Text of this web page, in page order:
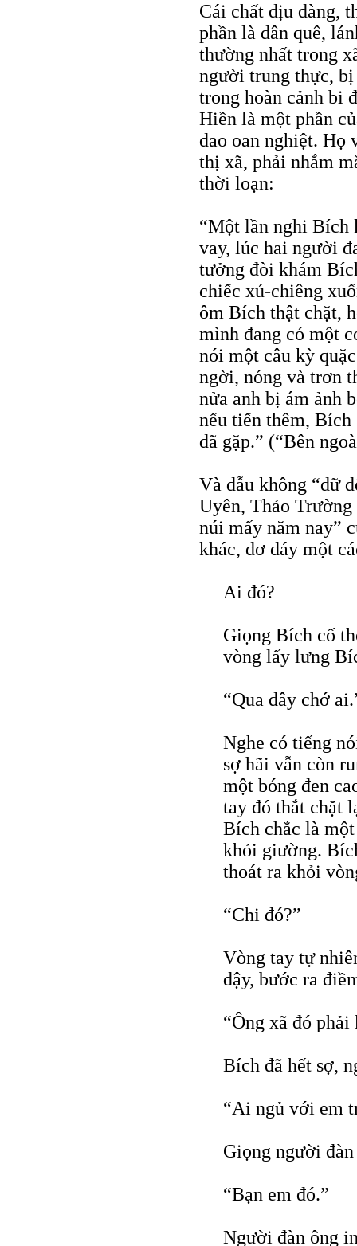
Cái chất dịu dàng,
phần là dân quê,
thường nhất trong
người trung thực, bị
trong hoàn cảnh bi
Hiền là một phần
dao oan nghiệt. Họ
thị xã, phải nhắm
thời loạn:
“Một lần nghi Bích
vay, lúc hai người
tưởng đòi khám
chiếc xú-chiêng
ôm Bích thật chặt,
mình đang có một
nói một câu kỳ
ngời, nóng và trơn
nửa anh bị ám ảnh
nếu tiến thêm, Bích
đã gặp.” (“Bên
Và dẫu không “dữ
Uyên, Thảo
núi mấy năm nay”
khác, dơ dáy một
Ai đó?
Giọng Bích cố
vòng lấy lưng
“Qua đây chớ
Nghe có tiếng
sợ hãi vẫn còn
một bóng đen
tay đó thắt chặt
Bích chắc là
khỏi giường.
thoát ra khỏi
“Chi đó?”
Vòng tay tự
dậy, bước ra
“Ông xã đó phải
Bích đã hết sợ,
“Ai ngủ với em
Giọng người
“Bạn em đó.”
Người đàn ông